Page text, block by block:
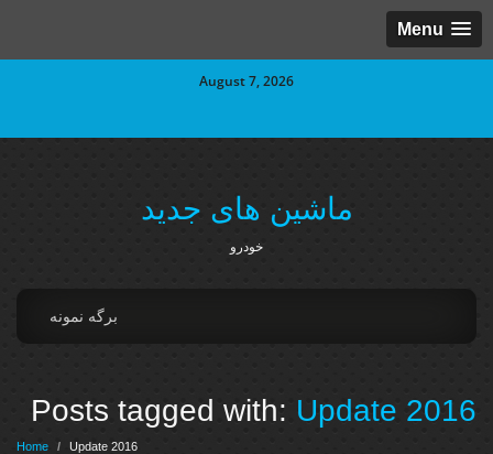
Menu
August 7, 2026
ماشین های جدید
خودرو
برگه نمونه
Posts tagged with:Update 2016
Home / Update 2016